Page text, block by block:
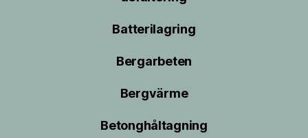
Batterilagring
Bergarbeten
Bergvärme
Betonghåltagning